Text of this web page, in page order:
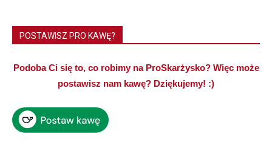
POSTAWISZ PRO KAWĘ?
Podoba Ci się to, co robimy na ProSkarżysko? Więc może
postawisz nam kawę? Dziękujemy! :)